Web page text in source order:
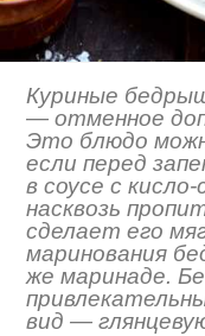
Куриные
— отменное
Это блюдо
если перед
в соусе с
насквозь
сделает его
маринования
же маринаде.
вид —